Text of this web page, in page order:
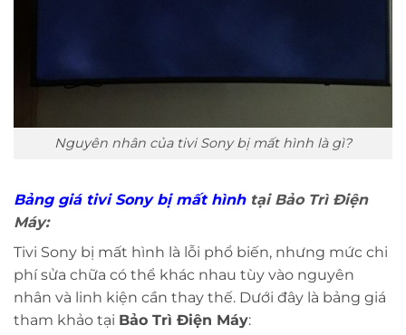
Nguyên nhân của tivi Sony bị mất hình là gì?
Bảng giá tivi Sony bị mất hìnhtại Bảo Trì Điện
Máy:
Tivi Sony bị mất hình là lỗi phổ biến, nhưng mức chi
phí sửa chữa có thể khác nhau tùy vào nguyên
nhân và linh kiện cần thay thế. Dưới đây là bảng giá
tham khảo tại Bảo Trì Điện Máy: